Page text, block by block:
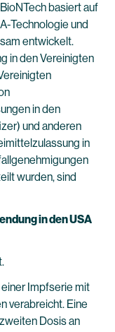
basiert auf
Technologie und
entwickelt.
in den Vereinigten
in den
und anderen
in
wurden, sind
in den USA
Impfserie mit
verabreicht. Eine
Dosis an